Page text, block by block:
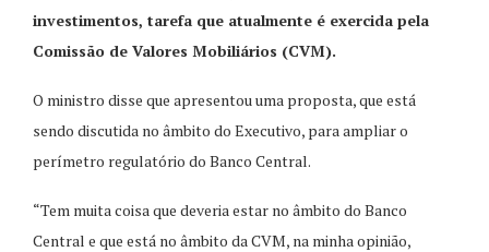
investimentos, tarefa que atualmente é exercida pela
Comissão de Valores Mobiliários (CVM).
O ministro disse que apresentou uma proposta, que está
sendo discutida no âmbito do Executivo, para ampliar o
perímetro regulatório do Banco Central.
“Tem muita coisa que deveria estar no âmbito do Banco
Central e que está no âmbito da CVM, na minha opinião,